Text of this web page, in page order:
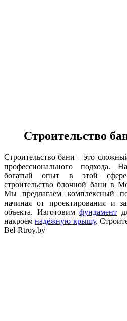
Строительство
Строительство бани – это
профессионального подхода.
богатый опыт в этой
строительство блочной бани в
Мы предлагаем комплексный
начиная от проектирования и
объекта. Изготовим фундамент
накроемнадёжную крышу.
Bel-Rtroy.by